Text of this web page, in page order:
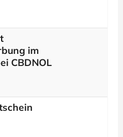
im
CBDNOL